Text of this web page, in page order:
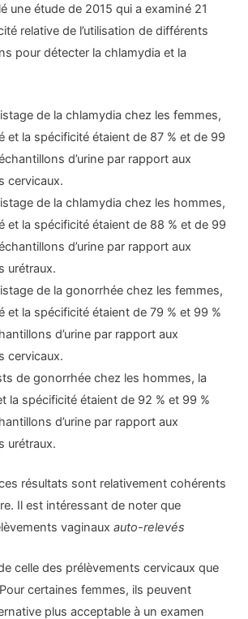
une étude de 2015 qui a examiné 21
relative de l’utilisation de différents
pour détecter la chlamydia et la
de la chlamydia chez les femmes,
et la spécificité étaient de 87 % et de 99
d’urine par rapport aux
cervicaux.
de la chlamydia chez les hommes,
et la spécificité étaient de 88 % et de 99
d’urine par rapport aux
urétraux.
de la gonorrhée chez les femmes,
et la spécificité étaient de 79 % et 99 %
d’urine par rapport aux
cervicaux.
de gonorrhée chez les hommes, la
la spécificité étaient de 92 % et 99 %
d’urine par rapport aux
urétraux.
résultats sont relativement cohérents
Il est intéressant de noter que
vaginauxauto-relevés
celle des prélèvements cervicaux que
certaines femmes, ils peuvent
plus acceptable à un examen